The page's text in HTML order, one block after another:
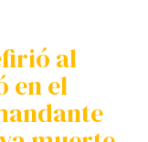
al
en el